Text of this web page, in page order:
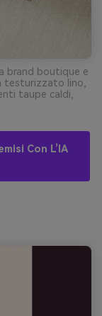
brand boutique e
testurizzato lino,
taupe caldi,
Con L’IA